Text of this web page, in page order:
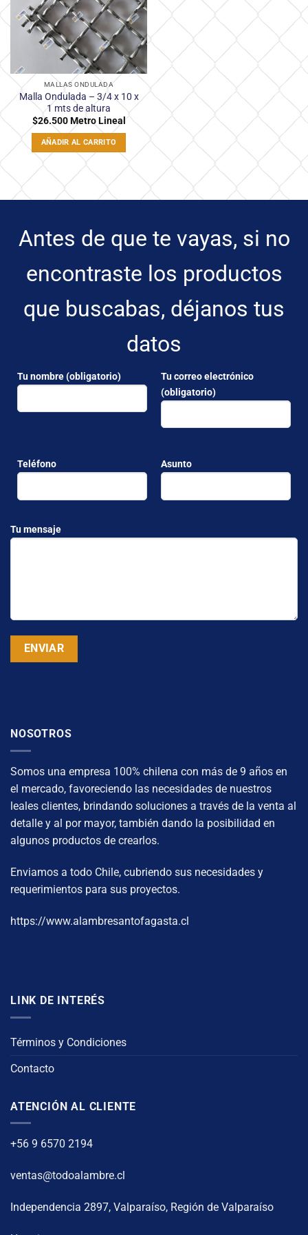
deseos
MALLAS ONDULADA
Malla Ondulada – 3/4 x 10 x
1 mts de altura
$26.500Metro Lineal
AÑADIR AL CARRITO
Antes de que te vayas, si no
encontraste los productos
que buscabas, déjanos tus
datos
Tu nombre (obligatorio)
Tu correo electrónico
(obligatorio)
Teléfono Asunto
Tu mensaje
NOSOTROS
Somos una empresa 100% chilena con más de 9 años en
el mercado, favoreciendo las necesidades de nuestros
leales clientes, brindando soluciones a través de la venta al
detalle y al por mayor, también dando la posibilidad en
algunos productos de crearlos.
Enviamos a todo Chile, cubriendo sus necesidades y
requerimientos para sus proyectos.
https://www.alambresantofagasta.cl
LINK DE INTERÉS
Términos y Condiciones
Contacto
ATENCIÓN AL CLIENTE
+56 9 6570 2194
ventas@todoalambre.cl
Independencia 2897, Valparaíso, Región de Valparaíso